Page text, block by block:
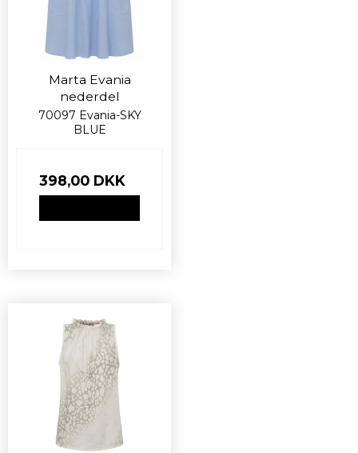
Marta Evania
nederdel
70097 Evania-SKY
BLUE
398,00 DKK